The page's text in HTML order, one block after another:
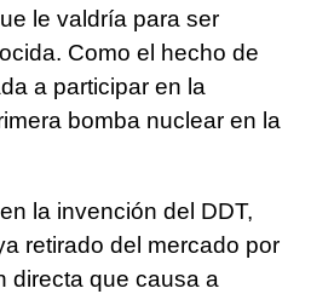
le valdría para ser
Como el hecho de
a participar en la
bomba nuclear en la
la invención del DDT,
retirado del mercado por
directa que causa a